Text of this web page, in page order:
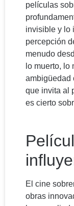
películas
invisible y lo
percepción
menudo
lo muerto, lo
ambigüedad
que invita al
es cierto
El cine
obras